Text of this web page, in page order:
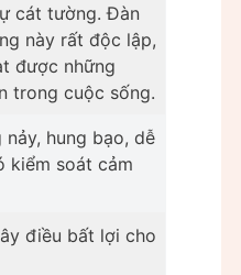
cát tường. Đàn
này rất độc lập,
được những
trong cuộc sống.
hung bạo, dễ
kiểm soát cảm
điều bất lợi cho